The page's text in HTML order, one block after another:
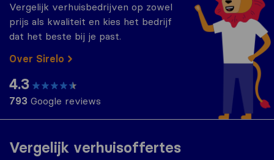
Vergelijk verhuisoffertes
Vergelijk verhuisbedrijven op zowel
prijs als kwaliteit en kies het bedrijf
dat het beste bij je past.
Over Sirelo
4.3
793 Google reviews